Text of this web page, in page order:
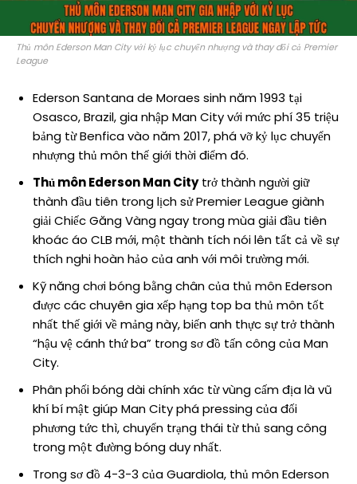
Thủ môn Ederson Man City với kỷ lục chuyển nhượng và thay đổi cả Premier
League
Ederson Santana de Moraes sinh năm 1993 tại
Osasco, Brazil, gia nhập Man City với mức phí 35 triệu
bảng từ Benfica vào năm 2017, phá vỡ kỷ lục chuyển
nhượng thủ môn thế giới thời điểm đó.
Thủ môn Ederson Man Citytrở thành người giữ
thành đầu tiên trong lịch sử Premier League giành
giải Chiếc Găng Vàng ngay trong mùa giải đầu tiên
khoác áo CLB mới, một thành tích nói lên tất cả về sự
thích nghi hoàn hảo của anh với môi trường mới.
Kỹ năng chơi bóng bằng chân của thủ môn Ederson
được các chuyên gia xếp hạng top ba thủ môn tốt
nhất thế giới về mảng này, biến anh thực sự trở thành
“hậu vệ cánh thứ ba” trong sơ đồ tấn công của Man
City.
Phân phối bóng dài chính xác từ vùng cấm địa là vũ
khí bí mật giúp Man City phá pressing của đối
phương tức thì, chuyển trạng thái từ thủ sang công
trong một đường bóng duy nhất.
Trong sơ đồ 4-3-3 của Guardiola, thủ môn Ederson